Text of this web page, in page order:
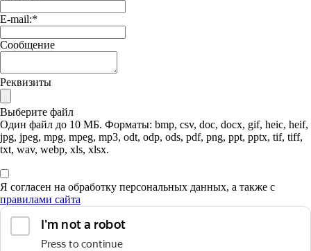
E-mail:*
Сообщение
Реквизиты
Выберите файл
Один файл до 10 МБ. Форматы: bmp, csv, doc, docx, gif, heic, heif,
jpg, jpeg, mpg, mpeg, mp3, odt, odp, ods, pdf, png, ppt, pptx, tif, tiff,
txt, wav, webp, xls, xlsx.
Я согласен на обработку персональных данных, а также с
правилами сайта